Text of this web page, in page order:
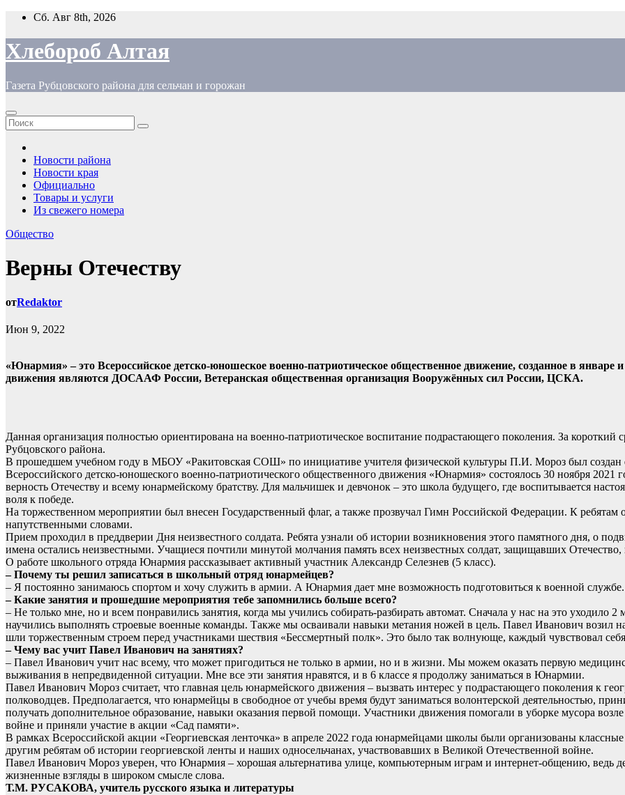
Перейти
содержимому
Сб. Авг 8th, 2026
Хлебороб Алтая
Газета Рубцовского района для сельчан и горожан
Новости района
Новости края
Официально
Товары и услуги
Из свежего номера
Общество
Верны Отечеству
отRedaktor
Июн 9, 2022
«Юнармия» – это Всероссийское детско-юношеское военно-патриотическое общественное движение, созданное в январе
движения являются ДОСААФ России, Ветеранская общественная организация Вооружённых сил России, ЦСКА.
Данная организация полностью ориентирована на военно-патриотическое воспитание подрастающего поколения. За
Рубцовского района.
В прошедшем учебном году в МБОУ «Ракитовская СОШ» по инициативе учителя физической культуры П.И. Мороз был создан
Всероссийского детско-юношеского военно-патриотического общественного движения «Юнармия» состоялось 30 ноября
верность Отечеству и всему юнармейскому братству. Для мальчишек и девчонок – это школа будущего, где воспитывается
воля к победе.
На торжественном мероприятии был внесен Государственный флаг, а также прозвучал Гимн Российской Федерации. К
напутственными словами.
Прием проходил в преддверии Дня неизвестного солдата. Ребята узнали об истории возникновения этого памятного дня, о
имена остались неизвестными. Учащиеся почтили минутой молчания память всех неизвестных солдат, защищавших
О работе школьного отряда Юнармия рассказывает активный участник Александр Селезнев (5 класс).
– Почему ты решил записаться в школьный отряд юнармейцев?
– Я постоянно занимаюсь спортом и хочу служить в армии. А Юнармия дает мне возможность подготовиться к военной службе.
– Какие занятия и прошедшие мероприятия тебе запомнились больше всего?
– Не только мне, но и всем понравились занятия, когда мы учились собирать-разбирать автомат. Сначала у нас на это уходило
научились выполнять строевые военные команды. Также мы осваивали навыки метания ножей в цель. Павел Иванович возил
шли торжественным строем перед участниками шествия «Бессмертный полк». Это было так волнующе, каждый чувствовал
– Чему вас учит Павел Иванович на занятиях?
– Павел Иванович учит нас всему, что может пригодиться не только в армии, но и в жизни. Мы можем оказать первую
выживания в непредвиденной ситуации. Мне все эти занятия нравятся, и в 6 классе я продолжу заниматься в Юнармии.
Павел Иванович Мороз считает, что главная цель юнармейского движения – вызвать интерес у подрастающего поколения к
полководцев. Предполагается, что юнармейцы в свободное от учебы время будут заниматься волонтерской деятельностью,
получать дополнительное образование, навыки оказания первой помощи. Участники движения помогали в уборке мусора
войне и приняли участие в акции «Сад памяти».
В рамках Всероссийской акции «Георгиевская ленточка» в апреле 2022 года юнармейцами школы были организованы
другим ребятам об истории георгиевской ленты и наших односельчанах, участвовавших в Великой Отечественной войне.
Павел Иванович Мороз уверен, что Юнармия – хорошая альтернатива улице, компьютерным играм и интернет-общению, ведь
жизненные взгляды в широком смысле слова.
Т.М. РУСАКОВА, учитель русского языка и литературы